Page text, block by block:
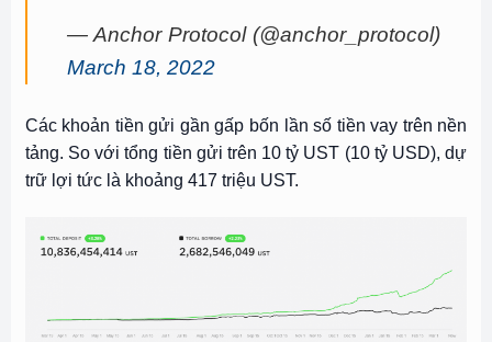
— Anchor Protocol (@anchor_protocol)
March 18, 2022
Các khoản tiền gửi gần gấp bốn lần số tiền vay trên nền
tảng. So với tổng tiền gửi trên 10 tỷ UST (10 tỷ USD), dự
trữ lợi tức là khoảng 417 triệu UST.